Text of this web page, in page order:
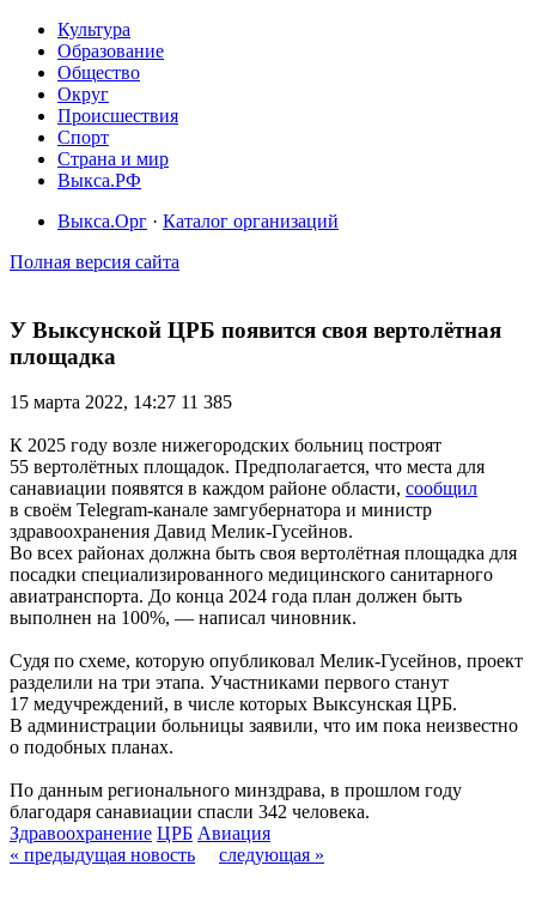
Культура
Образование
Общество
Округ
Происшествия
Спорт
Страна и мир
Выкса.РФ
Выкса.Орг · Каталог организаций
Полная версия сайта
У Выксунской ЦРБ появится своя вертолётная
площадка
15 марта 2022, 14:27 11 385
К 2025 году возле нижегородских больниц построят
55 вертолётных площадок. Предполагается, что места для
санавиации появятся в каждом районе области, сообщил
в своём Telegram-канале замгубернатора и министр
здравоохранения Давид Мелик-Гусейнов.
Во всех районах должна быть своя вертолётная площадка для
посадки специализированного медицинского санитарного
авиатранспорта. До конца 2024 года план должен быть
выполнен на 100%, — написал чиновник.
Судя по схеме, которую опубликовал Мелик-Гусейнов, проект
разделили на три этапа. Участниками первого станут
17 медучреждений, в числе которых Выксунская ЦРБ.
В администрации больницы заявили, что им пока неизвестно
о подобных планах.
По данным регионального минздрава, в прошлом году
благодаря санавиации спасли 342 человека.
Здравоохранение ЦРБ Авиация
« предыдущая новость
следующая »